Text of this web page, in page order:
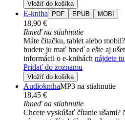
Vložiť do košíka
E-kniha PDF EPUB MOBI
18,90 €
Ihneď na stiahnutie
Máte čítačku, tablet alebo
budete ju mať hneď a ešte aj
informácii o e-knihách nájdete tu
Pridať do zoznamu
Vložiť do košíka
AudioknihaMP3 na stiahnutie
18,45 €
Ihneď na stiahnutie
Chcete vyskúšať čítanie